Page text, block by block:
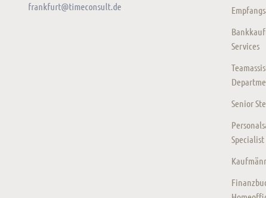
frankfurt@timeconsult.de
Services
Senior